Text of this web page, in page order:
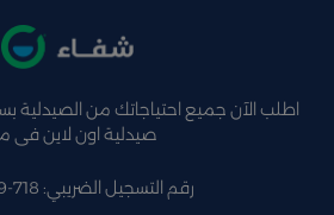
اطلب الآن جميع احتياجاتك من الصيدلية
صيدلية اون لاين فى
رقم التسجيل الضريبي: 718-859-672